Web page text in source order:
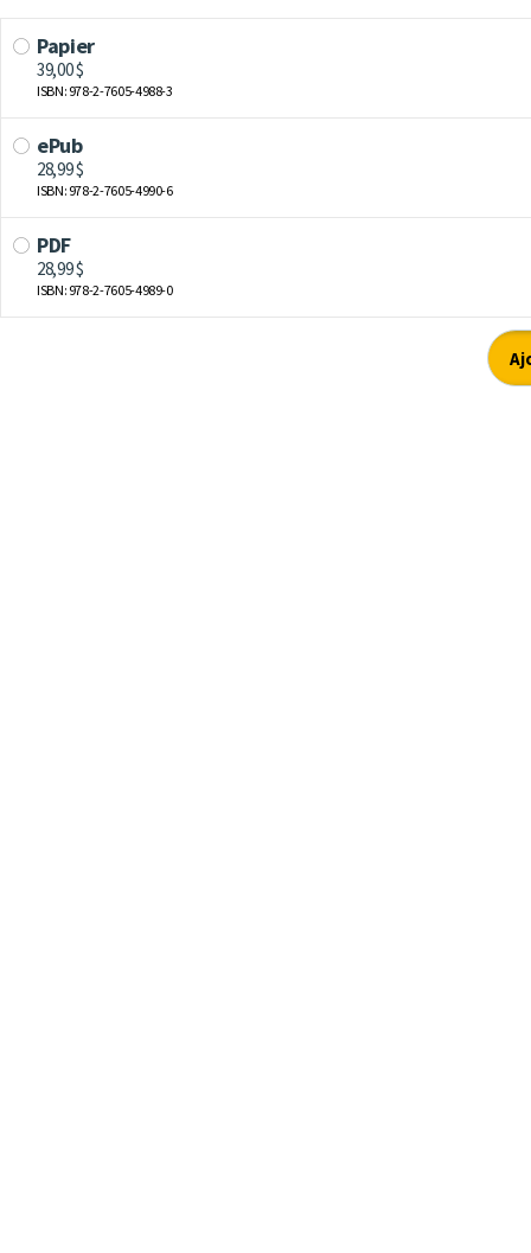
Papier
39,00 $
ISBN: 978-2-7605-4988-3
ePub
28,99 $
ISBN: 978-2-7605-4990-6
PDF
28,99 $
ISBN: 978-2-7605-4989-0